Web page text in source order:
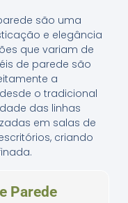
são uma
e elegância
que variam de
de parede são
a
o tradicional
das linhas
em salas de
criando
Parede